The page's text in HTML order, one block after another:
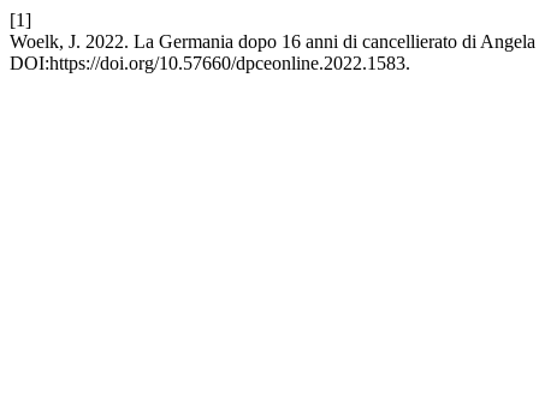
[1]
Woelk, J. 2022. La Germania dopo 16 anni di cancellierato di
DOI:https://doi.org/10.57660/dpceonline.2022.1583.